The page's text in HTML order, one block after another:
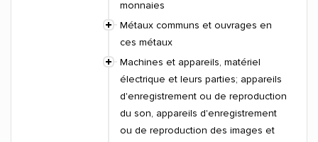
monnaies
Métaux communs et ouvrages en
ces métaux
Machines et appareils, matériel
électrique et leurs parties; appareils
d'enregistrement ou de reproduction
du son, appareils d'enregistrement
ou de reproduction des images et